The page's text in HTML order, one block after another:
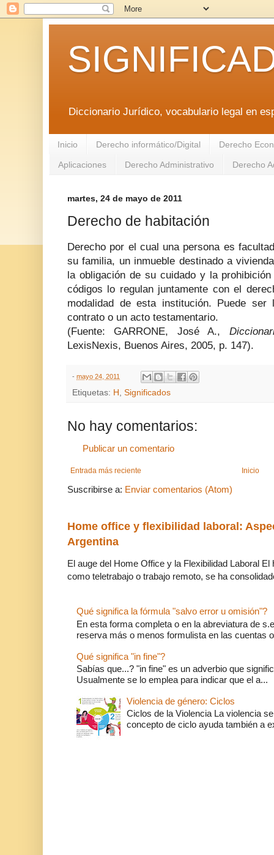
Diccionario Jurídico, vocabulario legal en
Inicio Derecho informático/Digital Derecho
Aplicaciones Derecho Administrativo Derecho
martes, 24 de mayo de 2011
Derecho de habitación
Derecho por el cual una persona es
su familia, un inmueble destinado a
la obligación de su cuidado y la
códigos lo regulan juntamente con el
modalidad de esta institución. Puede
contrato o un acto testamentario.
(Fuente: GARRONE, José A.,
LexisNexis, Buenos Aires, 2005, p. 147).
- mayo 24, 2011
Etiquetas: H , Significados
No hay comentarios:
Publicar un comentario
Entrada más reciente Inicio
Suscribirse a: Enviar comentarios (Atom)
Home office y flexibilidad laboral:
Argentina
El auge del Home Office y la Flexibilidad Laboral
como teletrabajo o trabajo remoto, se ha
Qué significa la fórmula "salvo error u omisión"?
En esta forma completa o en la abreviatura de
reserva más o menos formulista en las cuentas
Qué significa "in fine"?
Sabías que...? "in fine" es un adverbio que
Usualmente se lo emplea para indicar que el a...
Violencia de género: Ciclos
Ciclos de la Violencia La violencia
concepto de ciclo ayuda también a